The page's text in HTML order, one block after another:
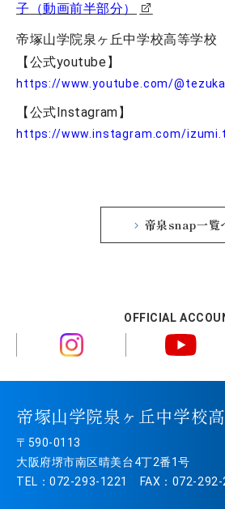
子（動画前半部分）
帝塚山学院泉ヶ丘中学校高等学校
【公式youtube】
https://www.youtube.com/
【公式Instagram】
https://www.instagram.com/
帝泉snap一覧
OFFICIAL
帝塚山学院泉ヶ丘中学校
〒590-0113
大阪府堺市南区晴美台4丁2番1号
TEL：072-293-1221 FAX：072-292-